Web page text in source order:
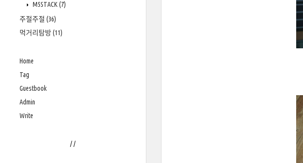
M5STACK (7)
주절주절 (36)
먹거리탐방(11)
Home
Tag
Guestbook
Admin
Write
/ /